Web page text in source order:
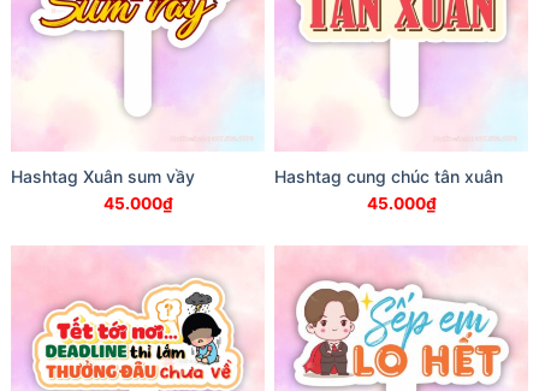
Hashtag Xuân sum vầy
45.000₫
Hashtag cung chúc tân xuân
45.000₫